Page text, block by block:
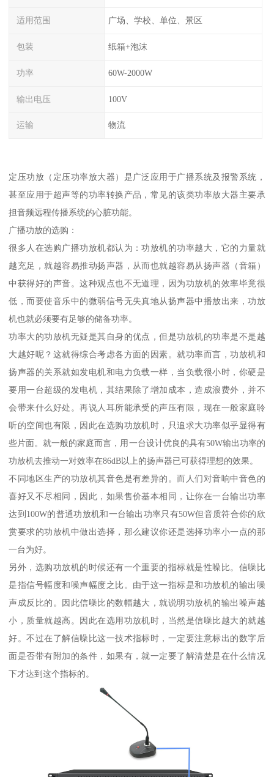
适用范围 广场、学校、单位、景区
包装 纸箱+泡沫
功率 60W-2000W
输出电压 100V
运输 物流
定压功放（定压功率放大器）是广泛应用于广播系统及报警系统，
甚至应用于超声等的功率转换产品，常见的该类功率放大器主要承
担音频远程传播系统的心脏功能。
广播功放的选购：
很多人在选购广播功放机都认为：功放机的功率越大，它的力量就
越充足，就越容易推动扬声器，从而也就越容易从扬声器（音箱）
中获得好的声音。这种观点也不无道理，因为功放机的效率毕竟很
低，而要使音乐中的微弱信号无失真地从扬声器中播放出来，功放
机也就必须要有足够的储备功率。
功率大的功放机无疑是其自身的优点，但是功放机的功率是不是越
大越好呢？这就得综合考虑各方面的因素。就功率而言，功放机和
扬声器的关系就如发电机和电力负载一样，当负载很小时，你硬是
要用一台超级的发电机，其结果除了增加成本，造成浪费外，并不
会带来什么好处。再说人耳所能承受的声压有限，现在一般家庭聆
听的空间也有限，因此在选购功放机时，只追求大功率似乎显得有
些片面。就一般的家庭而言，用一台设计优良的具有50W输出功率的
功放机去推动一对效率在86dB以上的扬声器已可获得理想的效果。
不同地区生产的功放机其音色是有差异的。而人们对音响中音色的
喜好又不尽相同，因此，如果售价基本相同，让你在一台输出功率
达到100W的普通功放机和一台输出功率只有50W但音质符合你的欣
赏要求的功放机中做出选择，那么建议你还是选择功率小一点的那
一台为好。
另外，选购功放机的时候还有一个重要的指标就是性噪比。信噪比
是指信号幅度和噪声幅度之比。由于这一指标是和功放机的输出噪
声成反比的。因此信噪比的数幅越大，就说明功放机的输出噪声越
小，质量就越高。因此在选用功放机时，当然是信噪比越大的就越
好。不过在了解信噪比这一技术指标时，一定要注意标出的数字后
面是否带有附加的条件，如果有，就一定要了解清楚是在什么情况
下才达到这个指标的。